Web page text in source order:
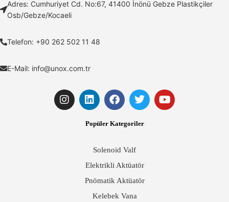
Online Sipariş Ver
Adres: Cumhuriyet Cd. No:67, 41400 İnönü Gebze Plastikçiler
Osb/Gebze/Kocaeli
Telefon: +90 262 502 11 48
E-Mail: info@unox.com.tr
Popüler Kategoriler
Solenoid Valf
Elektrikli Aktüatör
Pnömatik Aktüatör
Kelebek Vana